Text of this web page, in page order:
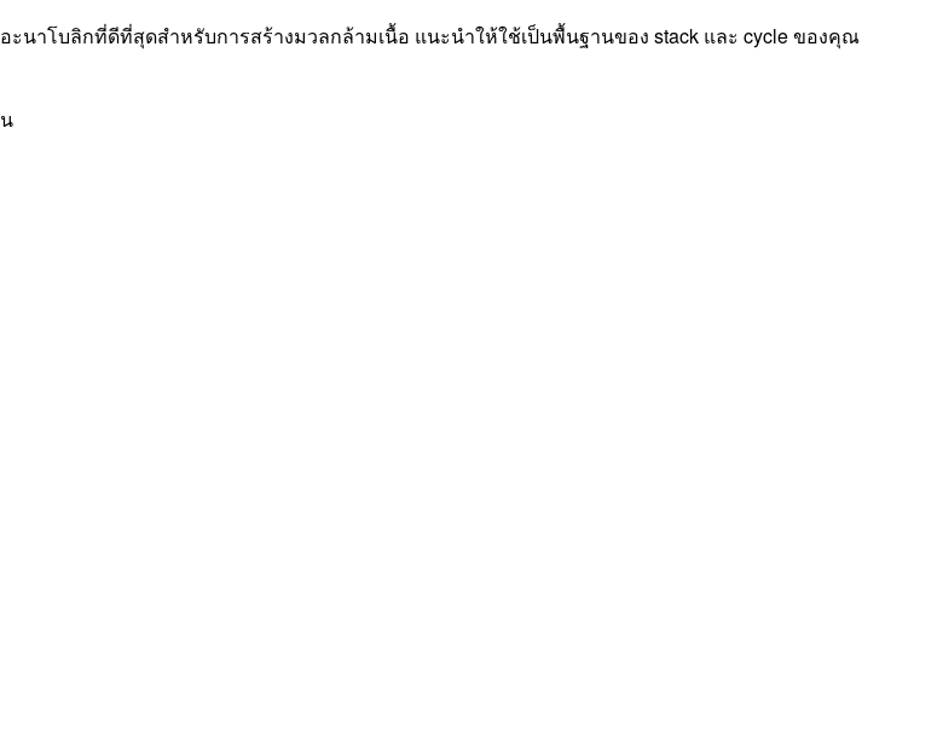
อะนาโบลิกที่ดีที่สุดสำหรับการสร้างมวลกล้ามเนื้อ แนะนำให้ใช้เป็นพื้นฐานของ stack และ cycle ของคุณ